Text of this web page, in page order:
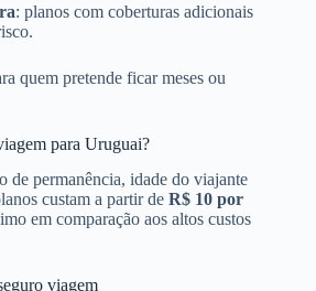
: planos com coberturas adicionais
quem pretende ficar meses ou
para Uruguai?
de permanência, idade do viajante
custam a partir de R$ 10 por
em comparação aos altos custos
viagem